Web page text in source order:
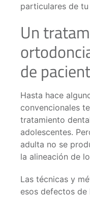
particulares de tu
Un
de
Hasta hace
convencionales
tratamiento
adolescentes.
adulta no se
la alineación de
Las técnicas y
esos defectos de